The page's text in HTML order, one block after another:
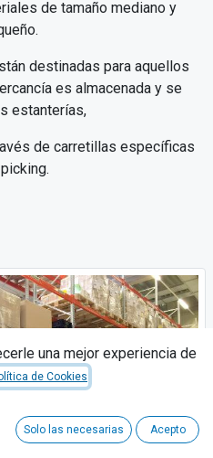
de tamaño mediano y
destinadas para aquellos
es almacenada y se
estanterías,
de carretillas específicas
una mejor experiencia de
de Cookies
Solo las necesarias Acepto